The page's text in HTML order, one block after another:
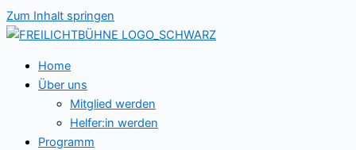
Zum Inhalt springen
Home
Über uns
Mitglied werden
Helfer:in werden
Programm